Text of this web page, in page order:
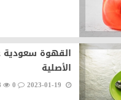
القهوة سعودية
الأصلية
0